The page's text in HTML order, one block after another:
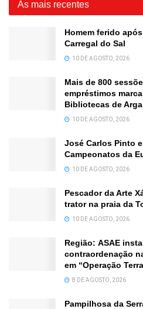
As mais recentes
Homem ferido
Carregal do Sal
10 DE AGOSTO, 2026
Mais de 800
empréstimos
Bibliotecas de
10 DE AGOSTO, 2026
José Carlos Pinto
Campeonatos da
10 DE AGOSTO, 2026
Pescador da Arte
trator na praia da
10 DE AGOSTO, 2026
Região: ASAE
contraordenação
em “Operação
8 DE AGOSTO, 2026
Pampilhosa da